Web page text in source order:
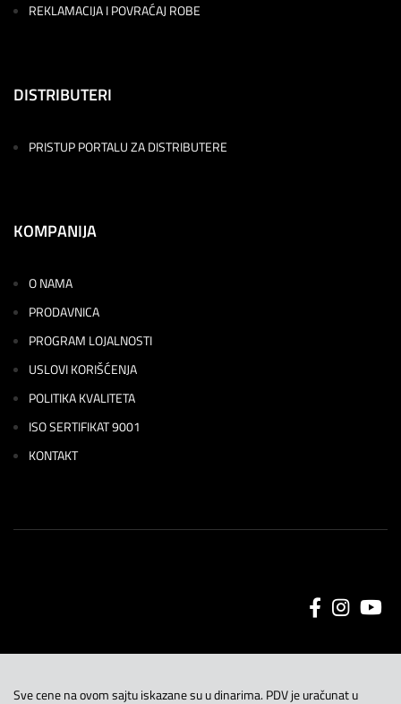
REKLAMACIJA I POVRAĆAJ ROBE
DISTRIBUTERI
PRISTUP PORTALU ZA DISTRIBUTERE
KOMPANIJA
O NAMA
PRODAVNICA
PROGRAM LOJALNOSTI
USLOVI KORIŠĆENJA
POLITIKA KVALITETA
ISO SERTIFIKAT 9001
KONTAKT
Sve cene na ovom sajtu iskazane su u dinarima. PDV je uračunat u